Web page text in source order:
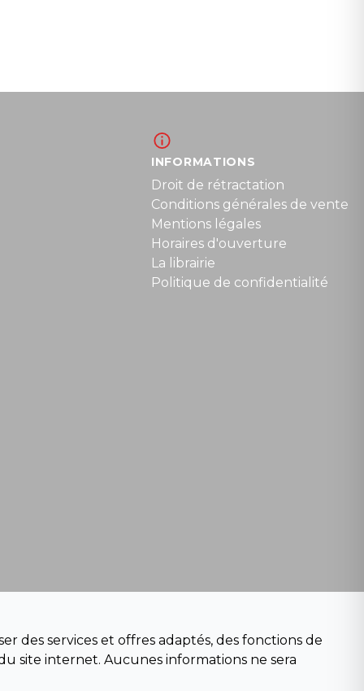
INFORMATIONS
Droit de rétractation
Conditions générales de vente
Mentions légales
Horaires d'ouverture
La librairie
Politique de confidentialité
des services et offres adaptés, des fonctions de
site internet. Aucunes informations ne sera